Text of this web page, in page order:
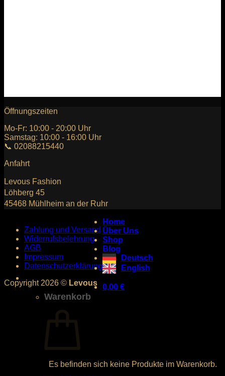
Öffnungszeiten
Mo-Fr: 10:00 - 20:00 Uhr
Samstag: 10:00 - 16:00 Uhr
📞 02088215440
Anfahrt
Levous Fashion
Löhberg 45
45468 Mühlheim an der Ruhr
Zahlung und Versand
Widerrufsbelehrung
AGB
Impressum
Datenschutzerklärung
Copyright 2026 © Levous
Home
Über Uns
Shop
Blog
Deutsch
English
0,00 €
Warenkorb
Es befinden sich keine Produkte im Warenkorb.